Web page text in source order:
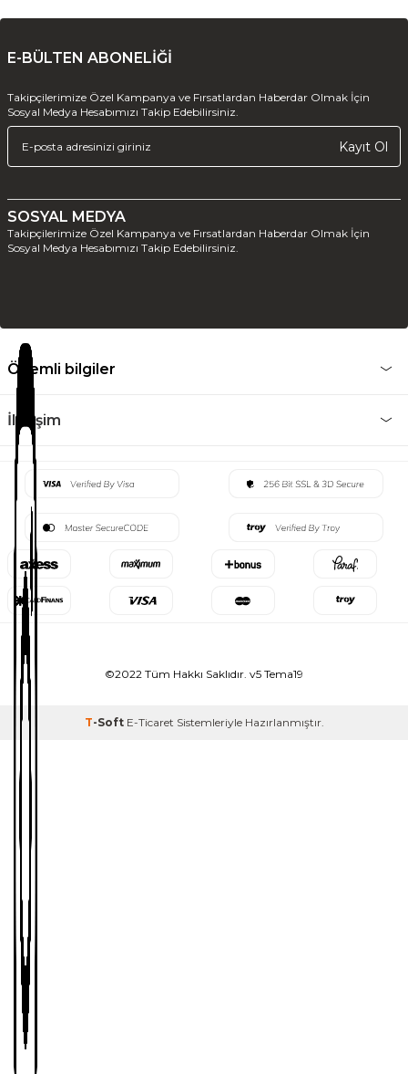
E-BÜLTEN ABONELİĞİ
Takipçilerimize Özel Kampanya ve Fırsatlardan Haberdar Olmak İçin
Sosyal Medya Hesabımızı Takip Edebilirsiniz.
Kayıt Ol
SOSYAL MEDYA
Takipçilerimize Özel Kampanya ve Fırsatlardan Haberdar Olmak İçin
Sosyal Medya Hesabımızı Takip Edebilirsiniz.
Önemli bilgiler
İletişim
©2022 Tüm Hakkı Saklıdır. v5 Tema19
T-Soft E-Ticaret Sistemleriyle Hazırlanmıştır.